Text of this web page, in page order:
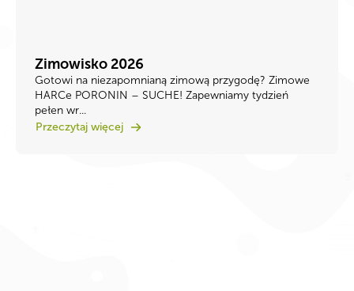
Zimowisko 2026
Gotowi na niezapomnianą zimową przygodę? ​Zimowe
HARCe PORONIN – SUCHE! ​Zapewniamy tydzień
pełen wr...
Przeczytaj więcej